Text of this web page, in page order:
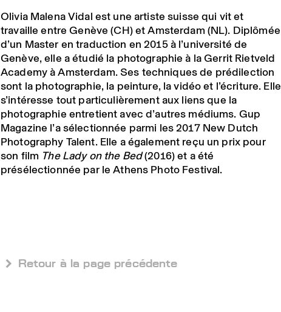
Olivia Malena Vidal est une artiste suisse qui vit et
travaille entre Genève (CH) et Amsterdam (NL). Diplômée
d’un Master en traduction en 2015 à l’université de
Genève, elle a étudié la photographie à la Gerrit Rietveld
Academy à Amsterdam. Ses techniques de prédilection
sont la photographie, la peinture, la vidéo et l’écriture. Elle
s’intéresse tout particulièrement aux liens que la
photographie entretient avec d’autres médiums. Gup
Magazine l’a sélectionnée parmi les 2017 New Dutch
Photography Talent. Elle a également reçu un prix pour
son film The Lady on the Bed(2016) et a été
présélectionnée par le Athens Photo Festival.
 Retour à la page précédente